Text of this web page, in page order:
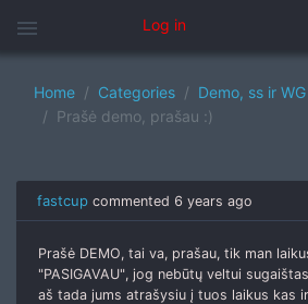
menu Log in
Home Categories
Demo, ss ir
Prašė demo, prašau :)
fastcup commented 6 years ago
Prašė DEMO, tai va, prašau, tik man
"PASIGAVAU", jog nebūtų veltui
aš tada jums atrašysiu į tuos laikus kas